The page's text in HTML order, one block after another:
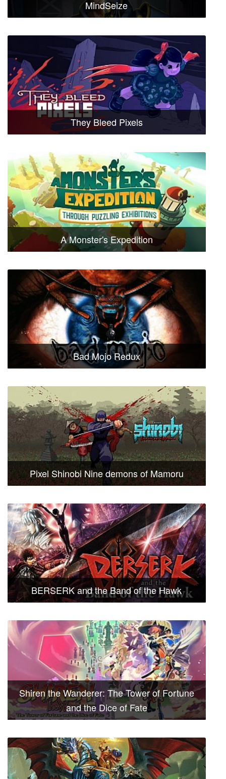
MindSeize
They Bleed Pixels
A Monster's Expedition
Bad Mojo Redux
Pixel Shinobi Nine demons of Mamoru
BERSERK and the Band of the Hawk
Shiren the Wanderer: The Tower of Fortune
and the Dice of Fate